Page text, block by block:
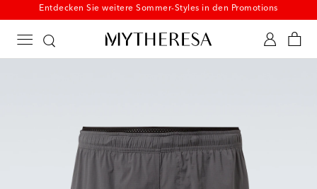
Neu in den Promotions: Beachwear mit bis zu -50 %